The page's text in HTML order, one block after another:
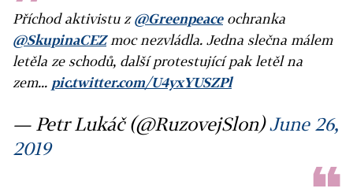
Příchod aktivistu z@Greenpeaceochranka
@SkupinaCEZmoc nezvládla. Jedna slečna málem
letěla ze schodů, další protestující pak letěl na
zem... pic.twitter.com/U4yxYUSZPl
— Petr Lukáč (@RuzovejSlon)June 26,
2019